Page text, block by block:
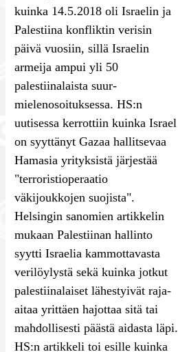
kuinka 14.5.2018 oli Israelin ja
Palestiina konfliktin verisin
päivä vuosiin, sillä Israelin
armeija ampui yli 50
palestiinalaista suur-
mielenosoituksessa. HS:n
uutisessa kerrottiin kuinka Israel
on syyttänyt Gazaa hallitsevaa
Hamasia yrityksistä järjestää
"terroristioperaatio
väkijoukkojen suojista".
Helsingin sanomien artikkelin
mukaan Palestiinan hallinto
syytti Israelia kammottavasta
verilöylystä sekä kuinka jotkut
palestiinalaiset lähestyivät raja-
aitaa yrittäen hajottaa sitä tai
mahdollisesti päästä aidasta läpi.
HS:n artikkeli toi esille kuinka